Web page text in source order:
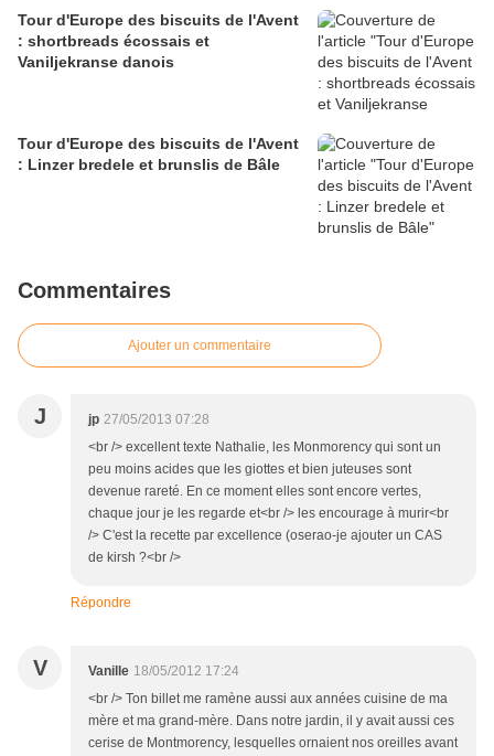
Tour d'Europe des biscuits de l'Avent
: shortbreads écossais et
Vaniljekranse danois
Tour d'Europe des biscuits de l'Avent
: Linzer bredele et brunslis de Bâle
Commentaires
Ajouter un commentaire
J jp 27/05/2013 07:28
<br /> excellent texte Nathalie, les Monmorency qui sont un
peu moins acides que les giottes et bien juteuses sont
devenue rareté. En ce moment elles sont encore vertes,
chaque jour je les regarde et<br /> les encourage à murir<br
/> C'est la recette par excellence (oserao-je ajouter un CAS
de kirsh ?<br />
Répondre
V Vanille 18/05/2012 17:24
<br /> Ton billet me ramène aussi aux années cuisine de ma
mère et ma grand-mère. Dans notre jardin, il y avait aussi ces
cerise de Montmorency, lesquelles ornaient nos oreilles avant